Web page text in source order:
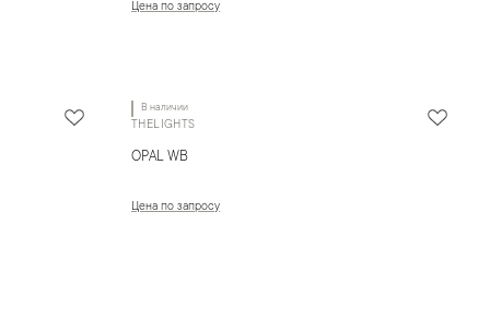
Цена по запросу
В наличии
THELIGHTS
OPAL WB
Цена по запросу